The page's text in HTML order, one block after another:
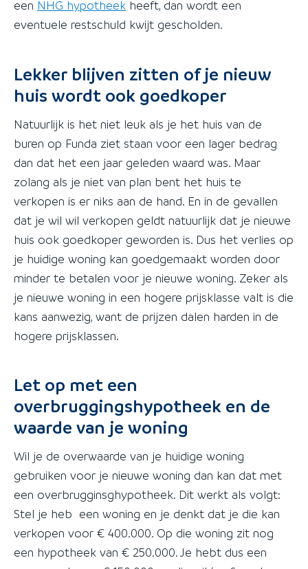
een NHG hypotheek heeft, dan wordt een
eventuele restschuld kwijt gescholden.
Lekker blijven zitten of je nieuw
huis wordt ook goedkoper
Natuurlijk is het niet leuk als je het huis van de
buren op Funda ziet staan voor een lager bedrag
dan dat het een jaar geleden waard was. Maar
zolang als je niet van plan bent het huis te
verkopen is er niks aan de hand. En in de gevallen
dat je wil wil verkopen geldt natuurlijk dat je nieuwe
huis ook goedkoper geworden is. Dus het verlies op
je huidige woning kan goedgemaakt worden door
minder te betalen voor je nieuwe woning. Zeker als
je nieuwe woning in een hogere prijsklasse valt is die
kans aanwezig, want de prijzen dalen harden in de
hogere prijsklassen.
Let op met een
overbruggingshypotheek en de
waarde van je woning
Wil je de overwaarde van je huidige woning
gebruiken voor je nieuwe woning dan kan dat met
een overbrugginsghypotheek. Dit werkt als volgt:
Stel je heb een woning en je denkt dat je die kan
verkopen voor € 400.000. Op die woning zit nog
een hypotheek van € 250.000. Je hebt dus een